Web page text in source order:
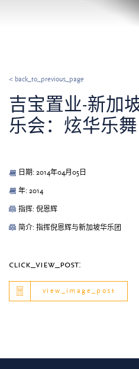
< back_to_previous_page
吉宝置业-新加
乐会：炫华乐舞
日期: 2014年04月05日
年: 2014
指挥: 倪恩辉
简介: 指挥倪恩辉与新加坡华乐团
click_view_post:
view_image_post